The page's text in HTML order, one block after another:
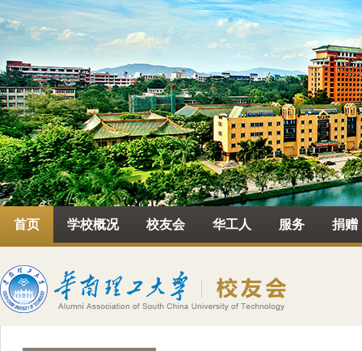
首页 学校概况 校友会 华工人 服务 捐赠